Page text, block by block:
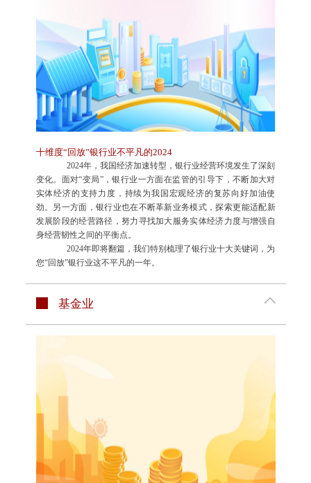
十维度“回放”银行业不平凡的2024
2024年，我国经济加速转型，银行业经营环境发生了深刻
变化。面对“变局”，银行业一方面在监管的引导下，不断加大对
实体经济的支持力度，持续为我国宏观经济的复苏向好加油使
劲。另一方面，银行业也在不断革新业务模式，探索更能适配新
发展阶段的经营路径，努力寻找加大服务实体经济力度与增强自
身经营韧性之间的平衡点。
2024年即将翻篇，我们特别梳理了银行业十大关键词，为
您“回放”银行业这不平凡的一年。
基金业